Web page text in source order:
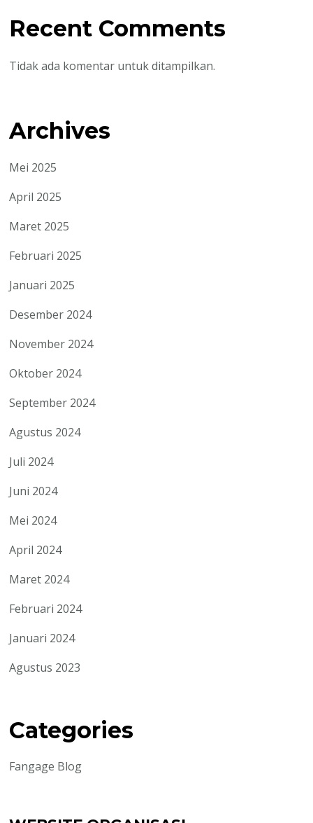
Recent Comments
Tidak ada komentar untuk ditampilkan.
Archives
Mei 2025
April 2025
Maret 2025
Februari 2025
Januari 2025
Desember 2024
November 2024
Oktober 2024
September 2024
Agustus 2024
Juli 2024
Juni 2024
Mei 2024
April 2024
Maret 2024
Februari 2024
Januari 2024
Agustus 2023
Categories
Fangage Blog